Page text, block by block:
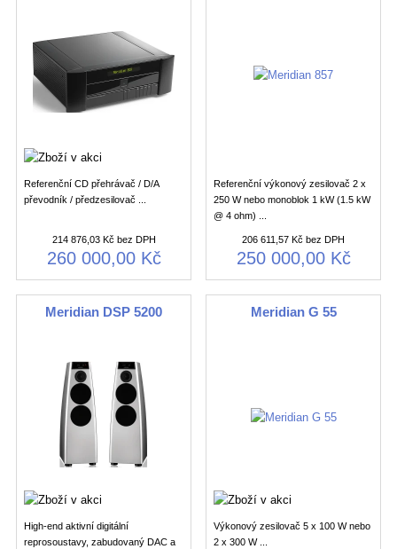
Referenční CD přehrávač / D/A
převodník / předzesilovač ...
214 876,03 Kč bez DPH
260 000,00 Kč
Referenční výkonový zesilovač 2 x
250 W nebo monoblok 1 kW (1.5 kW
@ 4 ohm) ...
206 611,57 Kč bez DPH
250 000,00 Kč
Meridian DSP 5200
High-end aktivní digitální
reprosoustavy, zabudovaný DAC a
Meridian G 55
Výkonový zesilovač 5 x 100 W nebo
2 x 300 W ...